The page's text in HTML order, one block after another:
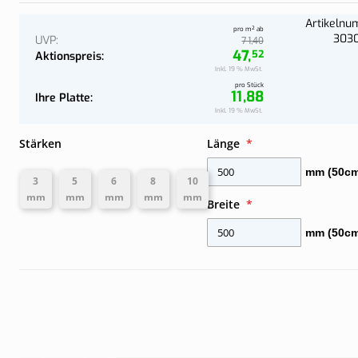
Komplettes Dach an der Wand
UVP 71,40
Aktionspreis
pro m² ab
47,52
Inkl. 19 % MwSt.
Ihre Platte
pro Stück
11,88
Inkl. 19 % MwSt.
Stärken
3
mm
5
mm
6
mm
8
mm
10
mm
Länge
mm
Breite
mm